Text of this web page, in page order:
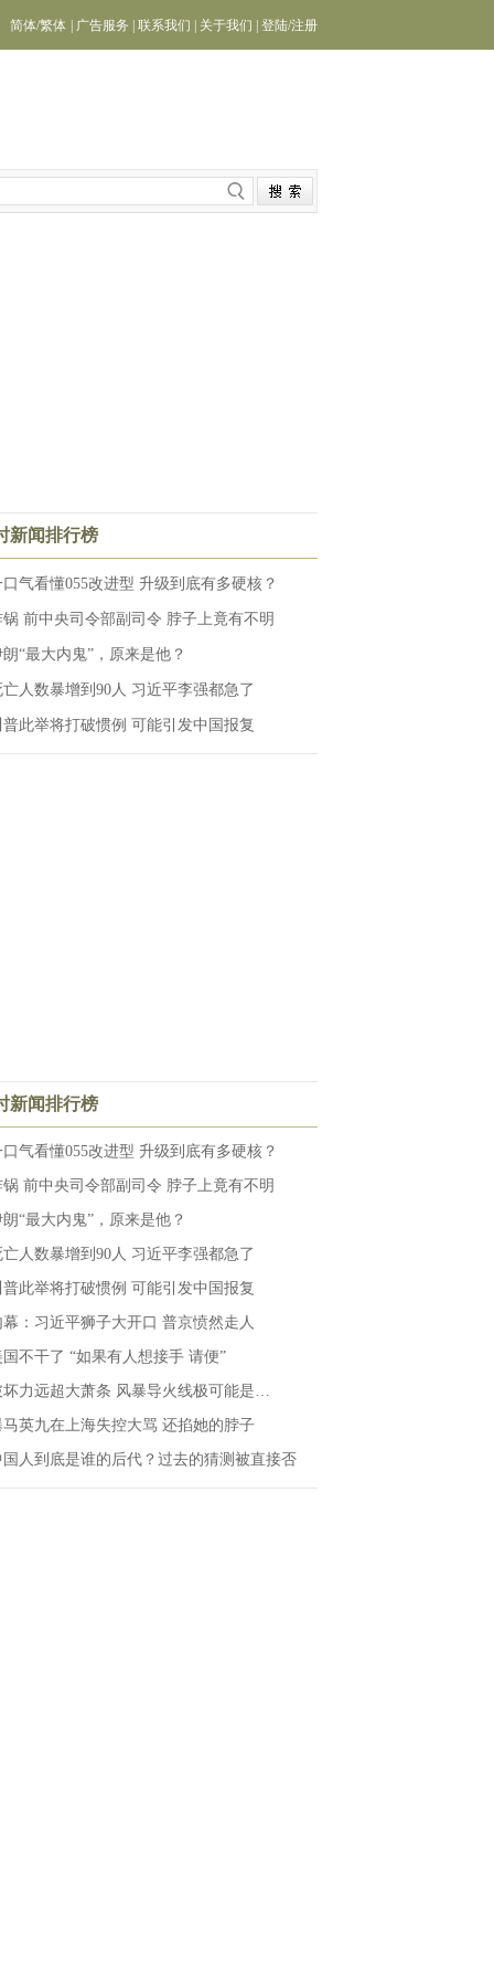
简体/繁体 广告服务 联系我们 关于我们 登陆/注册
新闻排行榜
口气看懂055改进型 升级到底有多硬核？
锅 前中央司令部副司令 脖子上竟有不明
朗“最大内鬼”，原来是他？
亡人数暴增到90人 习近平李强都急了
普此举将打破惯例 可能引发中国报复
新闻排行榜
口气看懂055改进型 升级到底有多硬核？
锅 前中央司令部副司令 脖子上竟有不明
朗“最大内鬼”，原来是他？
亡人数暴增到90人 习近平李强都急了
普此举将打破惯例 可能引发中国报复
幕：习近平狮子大开口 普京愤然走人
国不干了 “如果有人想接手 请便”
坏力远超大萧条 风暴导火线极可能是…
马英九在上海失控大骂 还掐她的脖子
国人到底是谁的后代？过去的猜测被直接否